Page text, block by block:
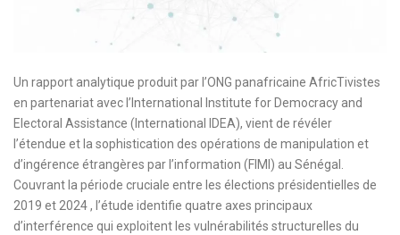
Un rapport analytique produit par l’ONG panafricaine AfricTivistes
en partenariat avec l’International Institute for Democracy and
Electoral Assistance (International IDEA), vient de révéler
l’étendue et la sophistication des opérations de manipulation et
d’ingérence étrangères par l’information (FIMI) au Sénégal.
Couvrant la période cruciale entre les élections présidentielles de
2019 et 2024 , l’étude identifie quatre axes principaux
d’interférence qui exploitent les vulnérabilités structurelles du